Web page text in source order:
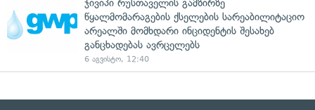
ჯივიპი რუსთაველის გამზირზე
წყალმომარაგების ქსელების სარეაბილიტაციო
არეალში მომხდარი ინციდენტის შესახებ
განცხადებას ავრცელებს
6 აგვისტო, 12:40